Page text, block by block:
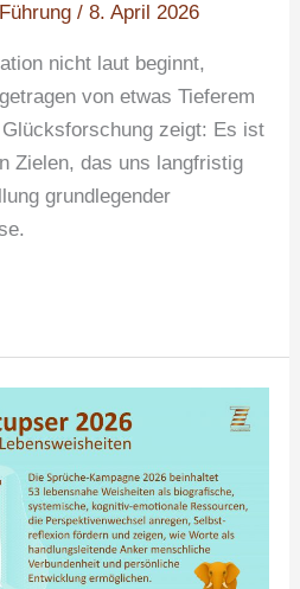
Führung /8. April 2026
nicht laut beginnt,
von etwas Tieferem
zeigt: Es ist
Zielen, das uns langfristig
grundlegender